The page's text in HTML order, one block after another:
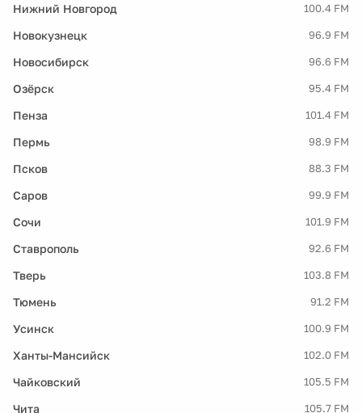
Нижний Новгород 100.4 FM
Новокузнецк 96.9 FM
Новосибирск 96.6 FM
Озёрск 95.4 FM
Пенза 101.4 FM
Пермь 98.9 FM
Псков 88.3 FM
Саров 99.9 FM
Сочи 101.9 FM
Ставрополь 92.6 FM
Тверь 103.8 FM
Тюмень 91.2 FM
Усинск 100.9 FM
Ханты-Мансийск 102.0 FM
Чайковский 105.5 FM
Чита 105.7 FM